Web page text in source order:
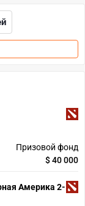
Призовой фонд
$ 40 000
Америка 2-